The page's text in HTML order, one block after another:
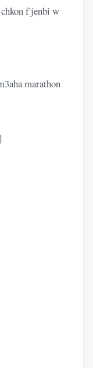
f'jenbi w
marathon